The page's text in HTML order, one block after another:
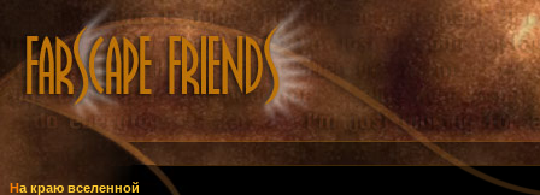
На краю вселенной